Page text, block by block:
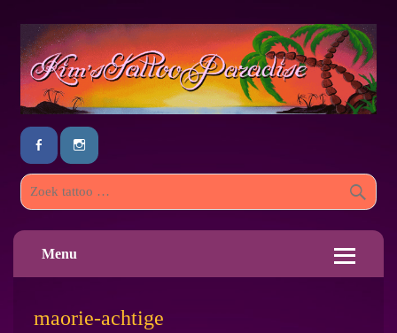
Menu
maorie-achtige